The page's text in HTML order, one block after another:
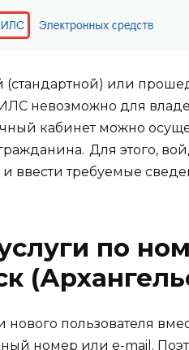
(стандартной) или
невозможно для
кабинет можно
Для этого,
ввести требуемые
по
пользователя
номер или e-mail.